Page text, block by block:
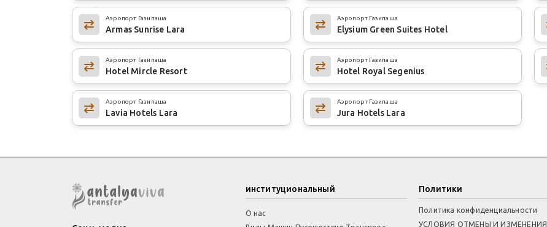
Аэропорт Газипаша
Armas Sunrise Lara
Аэропорт Газипаша
Elysium Green Suites Hotel
Аэропорт Газипаша
Hotel Mircle Resort
Аэропорт Газипаша
Hotel Royal Segenius
Аэропорт Газипаша
Lavia Hotels Lara
Аэропорт Газипаша
Jura Hotels Lara
институциональный
О нас
Политики
Политика конфиденциальности
УСЛОВИЯ ОТМЕНЫ И ИЗМЕНЕНИЯ